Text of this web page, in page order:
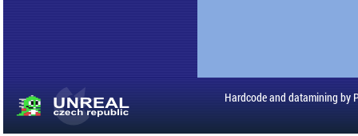
Hardcode and datamining by